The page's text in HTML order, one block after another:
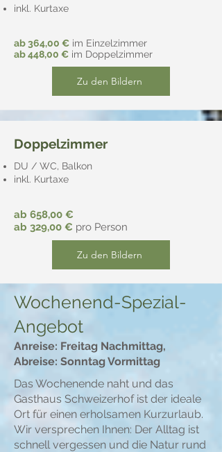
inkl. Kurtaxe
ab 364,00 € im Einzelzimmer
ab 448,00 € im Doppelzimmer
Zu den Bildern
Doppelzimmer
DU / WC, Balkon
inkl. Kurtaxe
ab 658,00 €
ab 329,00 € pro Person
Zu den Bildern
Wochenend-Spezial-
Angebot
Anreise: Freitag Nachmittag,
Abreise: Sonntag Vormittag
Das Wochenende naht und das
Gasthaus Schweizerhof ist der ideale
Ort für einen erholsamen Kurzurlaub.
Wir versprechen Ihnen: Der Alltag ist
schnell vergessen und die Natur rund